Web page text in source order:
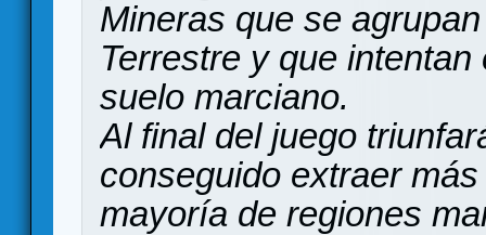
Mineras que se
Terrestre y que
suelo marciano.
Al final del juego
conseguido extraer
mayoría de regiones